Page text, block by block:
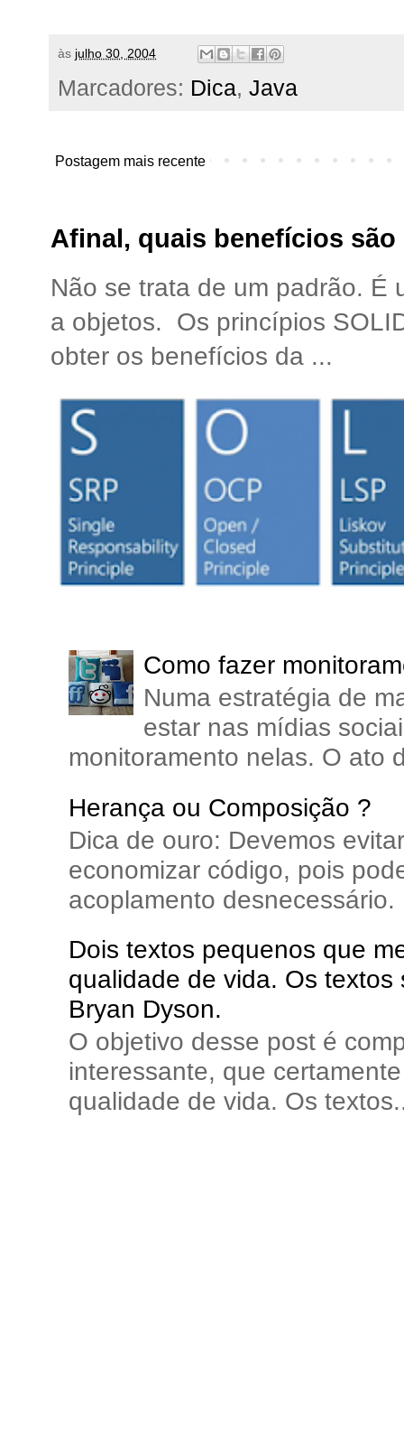
às julho 30, 2004
Marcadores: Dica, Java
Postagem mais recente
Afinal, quais benefícios
Não se trata de um padrão. É
a objetos. Os princípios
obter os benefícios da ...
Como fazer
Numa estratégia de
estar nas mídias
monitoramento nelas. O ato
Herança ou Composição ?
Dica de ouro: Devemos
economizar código, pois
acoplamento
Dois textos pequenos que
qualidade de vida. Os
Bryan Dyson.
O objetivo desse post é
interessante, que
qualidade de vida. Os